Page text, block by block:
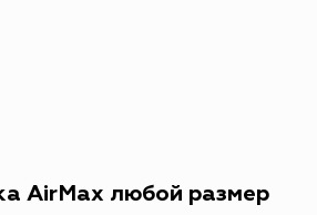
AirMax любой размер